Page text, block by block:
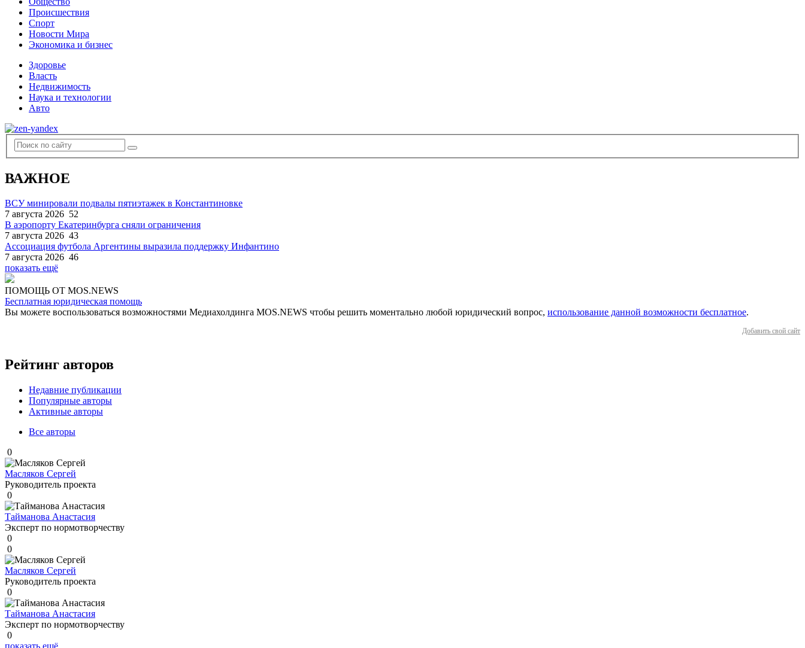
Происшествия
Спорт
Новости Мира
Экономика и бизнес
Здоровье
Власть
Недвижимость
Наука и технологии
Авто
ВАЖНОЕ
ВСУ минировали подвалы пятиэтажек в Константиновке
7 августа 2026 52
В аэропорту Екатеринбурга сняли ограничения
7 августа 2026 43
Ассоциация футбола Аргентины выразила поддержку Инфантино
7 августа 2026 46
показать ещё
ПОМОЩЬ ОТ MOS.NEWS
Бесплатная юридическая помощь
Вы можете воспользоваться возможностями Медиахолдинга MOS.NEWS чтобы решить моментально любой юридический вопрос, использование данной возможности бесплатное.
Добавить свой сайт
Рейтинг авторов
Недавние публикации
Популярные авторы
Активные авторы
Все авторы
0
Масляков Сергей
Руководитель проекта
0
Тайманова Анастасия
Эксперт по нормотворчеству
0
0
Масляков Сергей
Руководитель проекта
0
Тайманова Анастасия
Эксперт по нормотворчеству
0